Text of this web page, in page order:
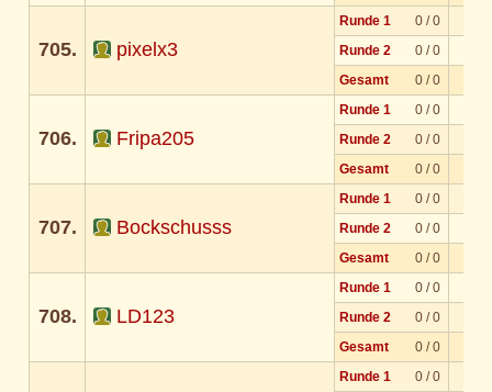
705. pixelx3
Runde 1
0 / 0
Runde 2
0 / 0
Gesamt
0 / 0
706. Fripa205
Runde 1
0 / 0
Runde 2
0 / 0
Gesamt
0 / 0
707. Bockschusss
Runde 1
0 / 0
Runde 2
0 / 0
Gesamt
0 / 0
708. LD123
Runde 1
0 / 0
Runde 2
0 / 0
Gesamt
0 / 0
Runde 1
0 / 0